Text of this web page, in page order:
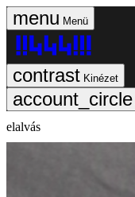
Menü
Kinézet
elalvás